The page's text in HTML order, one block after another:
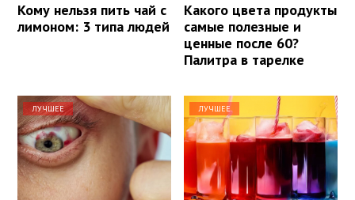
Кому нельзя пить чай с
лимоном: 3 типа людей
Какого цвета продукты
самые полезные и
ценные после 60?
Палитра в тарелке
ЛУЧШЕЕ ЛУЧШЕЕ